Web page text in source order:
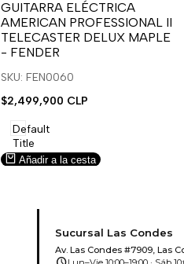
para
usar
la
lista
de
para
usar
Compare
GUITARRA ELÉCTRICA
AMERICAN PROFESSIONAL II
TELECASTER DELUX MAPLE
- FENDER
SKU: FEN0060
Precio
venta
$2,499,900 CLP
Default
Title
Añadir a la cesta
Sucursal Las Condes
Av. Las Condes #7909, Las